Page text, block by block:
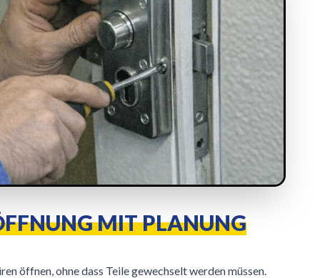
MIT PLANUNG
öffnen, ohne dass Teile gewechselt werden müssen.